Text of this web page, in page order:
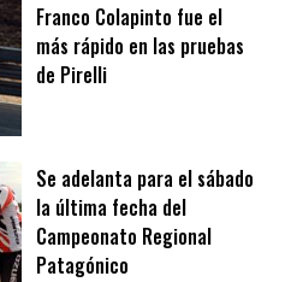
Franco Colapinto fue el
más rápido en las pruebas
de Pirelli
Se adelanta para el sábado
la última fecha del
Campeonato Regional
Patagónico